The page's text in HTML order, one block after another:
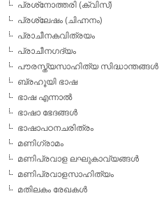
പ്രശ്‌നോത്തരി (ക്വിസ്)
പ്രശ്ലേഷം (ചിഹ്നനം)
പ്രാചീനകവിത്രയം
പ്രാചീനഗദ്യം
പൗരസ്ത്യസാഹിത്യ സിദ്ധാന്തങ്ങള്‍
ബ്രഹൂയി ഭാഷ
ഭാഷ എന്നാല്‍
ഭാഷാ ഭേദങ്ങള്‍
ഭാഷാപഠനചരിത്രം
മണിഗ്രാമം
മണിപ്രവാള ലഘുകാവ്യങ്ങള്‍
മണിപ്രവാളസാഹിത്യം
മതിലകം രേഖകള്‍